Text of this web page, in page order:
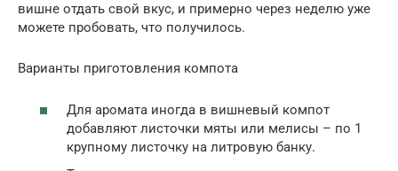
вишне отдать свой вкус, и примерно через неделю уже
можете пробовать, что получилось.
Варианты приготовления компота
Для аромата иногда в вишневый компот
добавляют листочки мяты или мелисы – по 1
крупному листочку на литровую банку.